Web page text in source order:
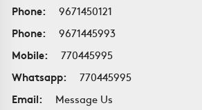
Phone:
9671450121
Phone:
9671445993
Mobile:
770445995
Whatsapp:
770445995
Email:
Message Us